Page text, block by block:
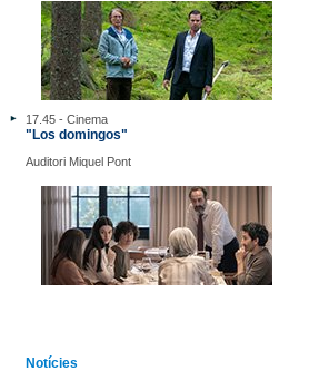
17.45 - Cinema
"Los domingos"
Auditori Miquel Pont
Notícies